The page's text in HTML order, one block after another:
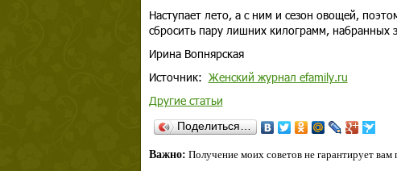
Наступает лето, а с ним и сезон овощей,
сбросить пару лишних килограмм, набранных
Ирина Вопнярская
Источник: Женский журнал efamily.ru
Другие статьи
Поделиться…
Важно: Получение моих советов не гарантирует вам